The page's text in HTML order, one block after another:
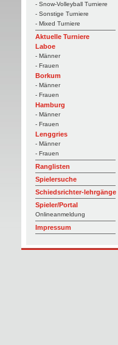
- Snow-Volleyball Turniere
- Sonstige Turniere
- Mixed Turniere
Aktuelle Turniere
Laboe
- Männer
- Frauen
Borkum
- Männer
- Frauen
Hamburg
- Männer
- Frauen
Lenggries
- Männer
- Frauen
Ranglisten
Spielersuche
Schiedsrichter-lehrgänge
Spieler/Portal
Onlineanmeldung
Impressum